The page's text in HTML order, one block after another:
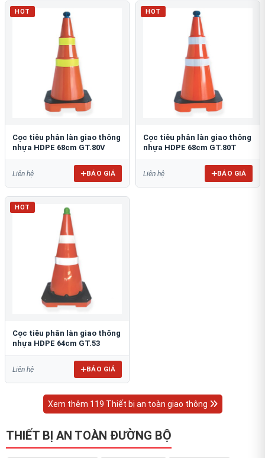
HOT
Cọc tiêu phân làn giao thông
nhựa HDPE 68cm GT.80V
Liên hệ BÁO GIÁ
HOT
Cọc tiêu phân làn giao thông
nhựa HDPE 68cm GT.80T
Liên hệ BÁO GIÁ
HOT
Cọc tiêu phân làn giao thông
nhựa HDPE 64cm GT.53
Liên hệ BÁO GIÁ
Xem thêm 119 Thiết bị an toàn giao thông
THIẾT BỊ AN TOÀN ĐƯỜNG BỘ